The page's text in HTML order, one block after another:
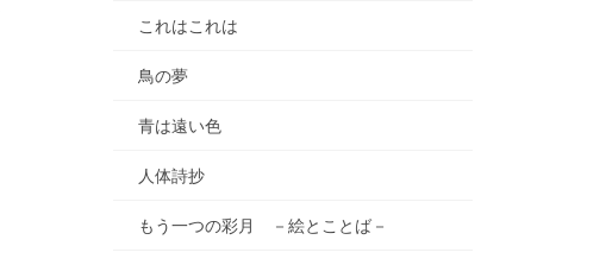
これはこれは
鳥の夢
青は遠い色
人体詩抄
もう一つの彩月 －絵とことば－